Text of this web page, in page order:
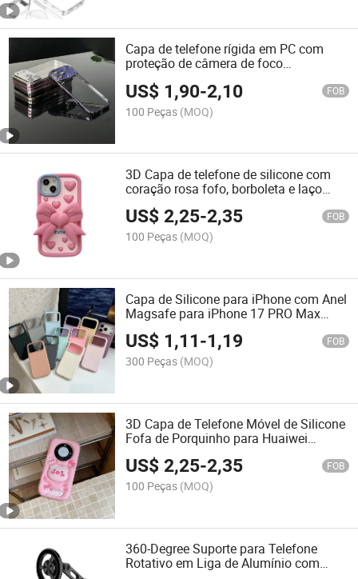
Capa de telefone rígida em PC com
proteção de câmera de foco
para iPhone 17
US$ 1,90-2,10 FOB
100 Peças (MOQ)
3D Capa de telefone de silicone com
coração rosa fofo, borboleta e laço
para iPhone
US$2,25-2,35 FOB
100 Peças (MOQ)
Capa de Silicone para iPhone com Anel
Magsafe para iPhone 17 PRO Max
para iPhone 16 PRO
US$ 1,11-1,19 FOB
300 Peças (MOQ)
3D Capa de Telefone Móvel de Silicone
Fofa de Porquinho para Huaiwei
Design Personalizado
US$2,25-2,35 FOB
100 Peças (MOQ)
360-Degree Suporte para Telefone
Rotativo em Liga de Alumínio com